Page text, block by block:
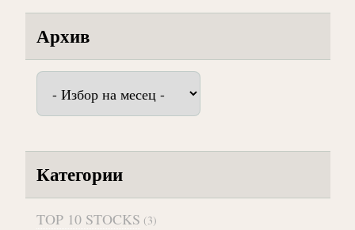
Архив
Архив
Категории
TOP 10 STOCKS (3)